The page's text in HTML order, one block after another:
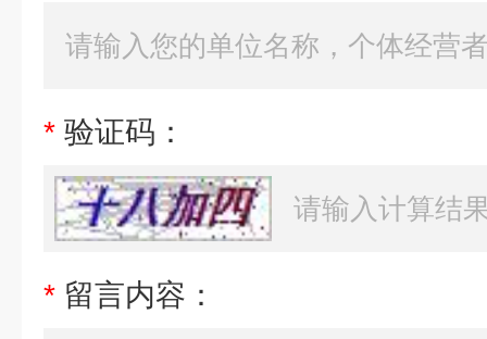
* 验证码：
* 留言内容：